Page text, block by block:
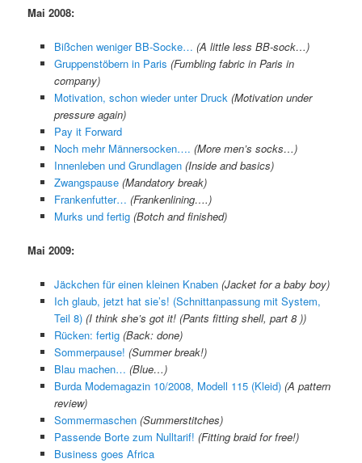
Mai 2008:
Bißchen weniger BB-Socke… (A little less BB-sock…)
Gruppenstöbern in Paris (Fumbling fabric in Paris in
company)
Motivation, schon wieder unter Druck (Motivation under
pressure again)
Pay it Forward
Noch mehr Männersocken…. (More men’s socks…)
Innenleben und Grundlagen (Inside and basics)
Zwangspause (Mandatory break)
Frankenfutter… (Frankenlining….)
Murks und fertig (Botch and finished)
Mai 2009:
Jäckchen für einen kleinen Knaben (Jacket for a baby boy)
Ich glaub, jetzt hat sie’s! (Schnittanpassung mit System,
Teil 8) (I think she’s got it! (Pants fitting shell, part 8 ))
Rücken: fertig (Back: done)
Sommerpause! (Summer break!)
Blau machen… (Blue…)
Burda Modemagazin 10/2008, Modell 115 (Kleid) (A pattern
review)
Sommermaschen (Summerstitches)
Passende Borte zum Nulltarif! (Fitting braid for free!)
Business goes Africa